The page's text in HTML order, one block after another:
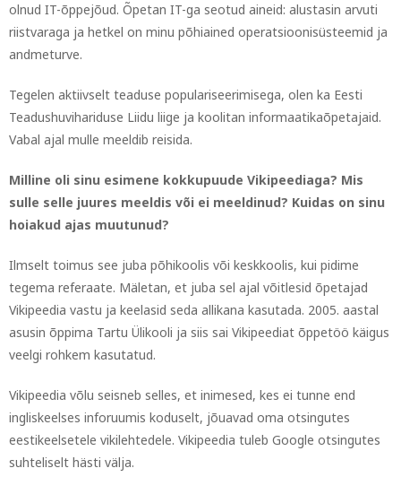
olnud IT-õppejõud. Õpetan IT-ga seotud aineid: alustasin arvuti
riistvaraga ja hetkel on minu põhiained operatsioonisüsteemid ja
andmeturve.
Tegelen aktiivselt teaduse populariseerimisega, olen ka Eesti
Teadushuvihariduse Liidu liige ja koolitan informaatikaõpetajaid.
Vabal ajal mulle meeldib reisida.
Milline oli sinu esimene kokkupuude Vikipeediaga? Mis
sulle selle juures meeldis või ei meeldinud? Kuidas on sinu
hoiakud ajas muutunud?
Ilmselt toimus see juba põhikoolis või keskkoolis, kui pidime
tegema referaate. Mäletan, et juba sel ajal võitlesid õpetajad
Vikipeedia vastu ja keelasid seda allikana kasutada. 2005. aastal
asusin õppima Tartu Ülikooli ja siis sai Vikipeediat õppetöö käigus
veelgi rohkem kasutatud.
Vikipeedia võlu seisneb selles, et inimesed, kes ei tunne end
ingliskeelses inforuumis koduselt, jõuavad oma otsingutes
eestikeelsetele vikilehtedele. Vikipeedia tuleb Google otsingutes
suhteliselt hästi välja.